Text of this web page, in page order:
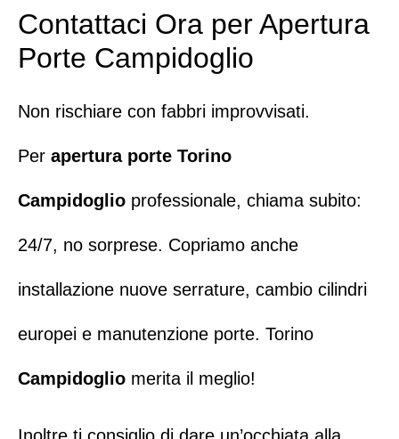
Contattaci Ora per Apertura
Porte Campidoglio
Non rischiare con fabbri improvvisati.
Per apertura porte Torino
Campidoglio professionale, chiama subito:
24/7, no sorprese. Copriamo anche
installazione nuove serrature, cambio cilindri
europei e manutenzione porte. Torino
Campidoglio merita il meglio!